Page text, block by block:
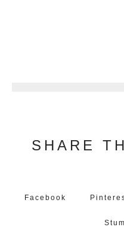
SHARE
Facebook